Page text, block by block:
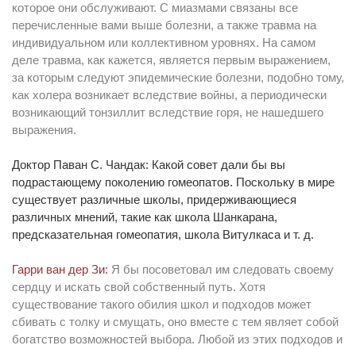
которое они обслуживают. С миазмами связаны все
перечисленные вами выше болезни, а также травма на
индивидуальном или коллективном уровнях. На самом
деле травма, как кажется, является первым выражением,
за которым следуют эпидемические болезни, подобно тому,
как холера возникает вследствие войны, а периодически
возникающий тонзиллит вследствие горя, не нашедшего
выражения.
Доктор Паван С. Чандак: Какой совет дали бы вы
подрастающему поколению гомеопатов. Поскольку в мире
существует различные школы, придерживающиеся
различных мнений, такие как школа Шанкарана,
предсказательная гомеопатия, школа Витулкаса и т. д.
Гарри ван дер Зи: Я бы посоветовал им следовать своему
сердцу и искать свой собственный путь. Хотя
существование такого обилия школ и подходов может
сбивать с толку и смущать, оно вместе с тем являет собой
богатство возможностей выбора. Любой из этих подходов и